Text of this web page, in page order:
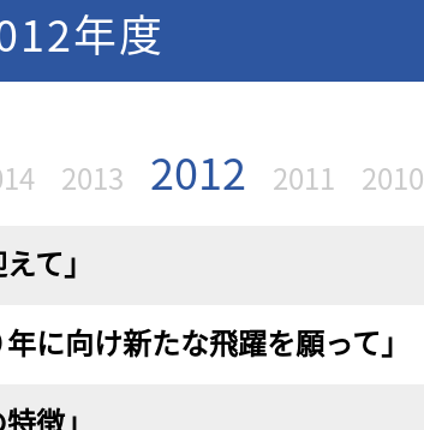
年度
2013 2012 2011 2010
て」
に向け新たな飛躍を願って」